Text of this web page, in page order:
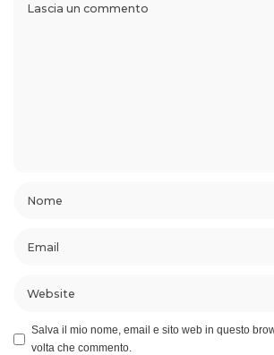
Salva il mio nome, email e sito web in questo
volta che commento.